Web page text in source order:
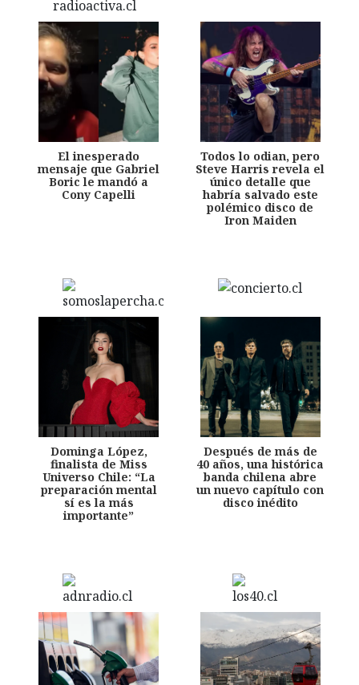
El inesperado
mensaje que Gabriel
Boric le mandó a
Cony Capelli
Todos lo odian, pero
Steve Harris revela el
único detalle que
habría salvado este
polémico disco de
Iron Maiden
Dominga López,
finalista de Miss
Universo Chile: “La
preparación mental
sí es la más
importante”
Después de más de
40 años, una histórica
banda chilena abre
un nuevo capítulo con
disco inédito